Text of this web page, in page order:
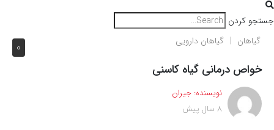
جستجو کردن
0 گیاهان گیاهان دارویی
خواص درمانی گیاه کاسنی
نویسنده: جیران
8 سال پیش